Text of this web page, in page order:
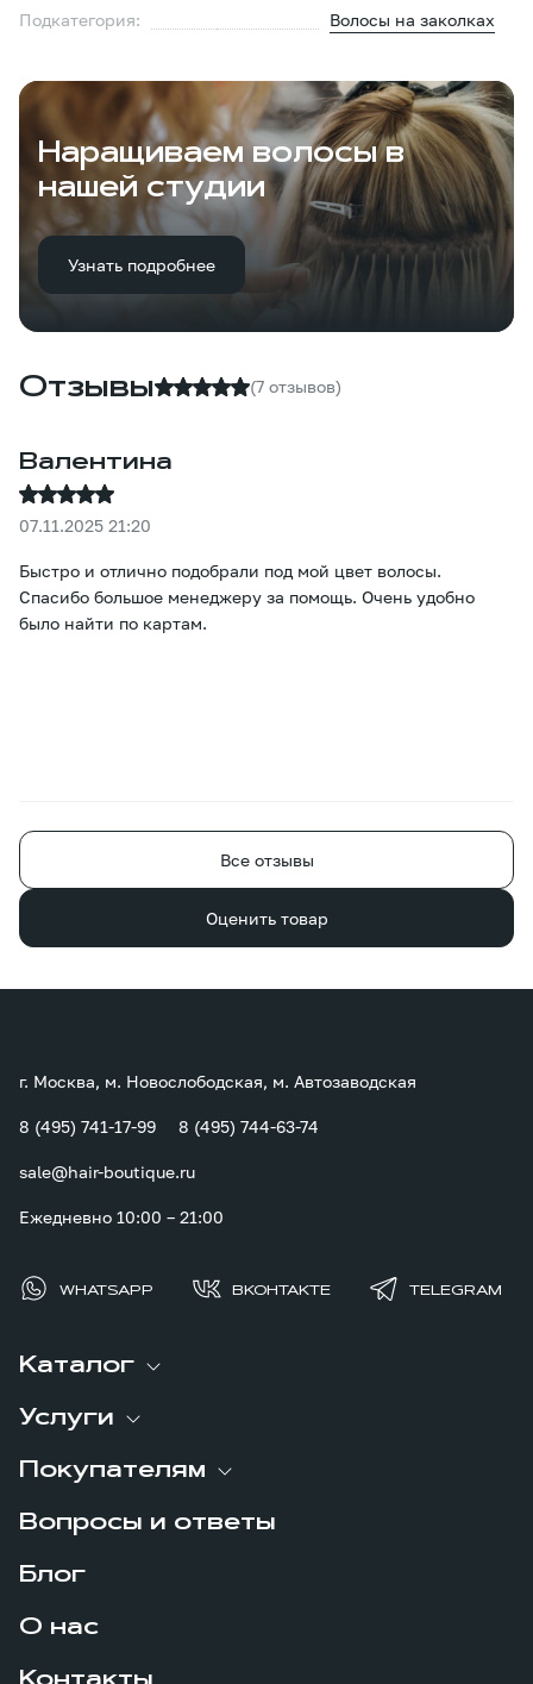
Подкатегория:
Волосы на заколках
Наращиваем волосы в
нашей студии
Узнать подробнее
Отзывы (7 отзывов)
Валентина
07.11.2025 21:20
Быстро и отлично подобрали под мой цвет волосы.
Спасибо большое менеджеру за помощь. Очень удобно
было найти по картам.
Все отзывы
Оценить товар
Каталог
Услуги
Покупателям
Вопросы и ответы
Блог
О нас
г. Москва, м. Новослободская, м. Автозаводская
8 (495) 741-17-99 8 (495) 744-63-74
sale@hair-boutique.ru
Ежедневно 10:00 – 21:00
WHATSAPP ВКОНТАКТЕ TELEGRAM